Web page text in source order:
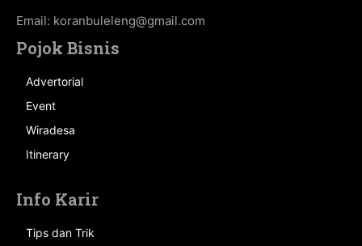
Email: koranbuleleng@gmail.com
Pojok Bisnis
Advertorial
Event
Wiradesa
Itinerary
Info Karir
Tips dan Trik